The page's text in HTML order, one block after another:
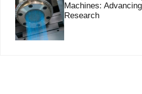
Machines:
Research